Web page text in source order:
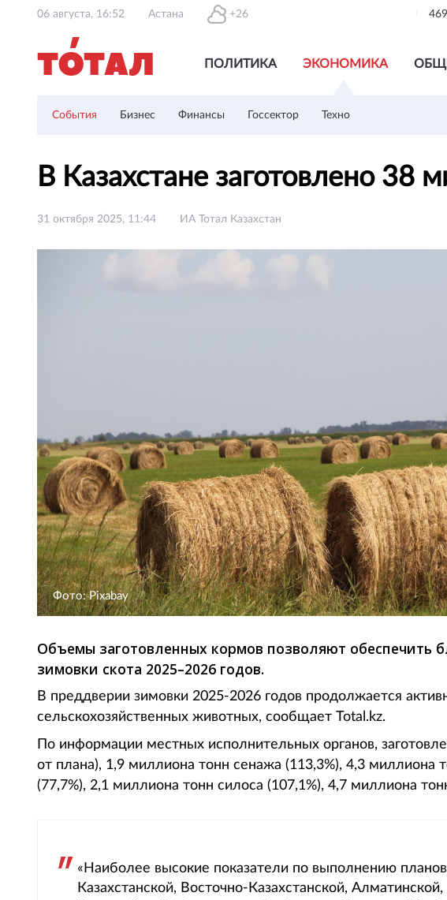
06 августа, 16:52 Астана +26
ПОЛИТИКА ЭКОНОМИКА
События Бизнес Финансы Госсектор Техно
В Казахстане заготовлено 38
31 октября 2025, 11:44 ИА Тотал Казахстан
Фото: Pixabay
Объемы заготовленных кормов позволяют обеспечить
зимовки скота 2025–2026 годов.
В преддверии зимовки 2025-2026 годов продолжается
сельскохозяйственных животных, сообщает Total.kz.
По информации местных исполнительных органов,
от плана), 1,9 миллиона тонн сенажа (113,3%), 4,3 миллиона
(77,7%), 2,1 миллиона тонн силоса (107,1%), 4,7 миллиона
«Наиболее высокие показатели по выполнению
Казахстанской, Восточно-Казахстанской,